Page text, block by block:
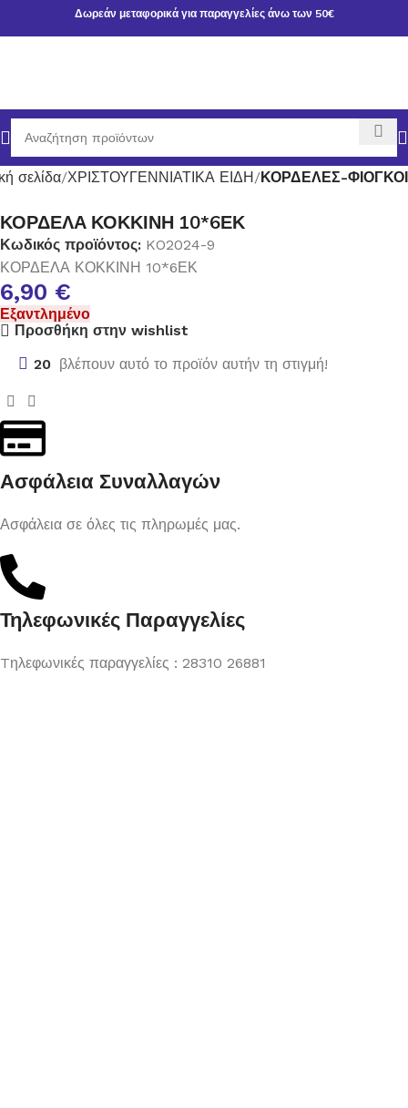
Δωρεάν μεταφορικά για παραγγελίες άνω των 50€
σελίδα ΧΡΙΣΤΟΥΓΕΝΝΙΑΤΙΚΑ ΕΙΔΗ ΚΟΡΔΕΛΕΣ-ΦΙΟΓΚΟΙ
ΚΟΡΔΕΛΑ ΚΟΚΚΙΝΗ 10*6ΕΚ
Κωδικός προϊόντος: KO2024-9
ΚΟΡΔΕΛΑ ΚΟΚΚΙΝΗ 10*6ΕΚ
6,90 €
Εξαντλημένο
Προσθήκη στην wishlist
20 βλέπουν αυτό το προϊόν αυτήν τη στιγμή!
Ασφάλεια Συναλλαγών
Ασφάλεια σε όλες τις πληρωμές μας.
Τηλεφωνικές Παραγγελίες
Tηλεφωνικές παραγγελίες : 28310 26881